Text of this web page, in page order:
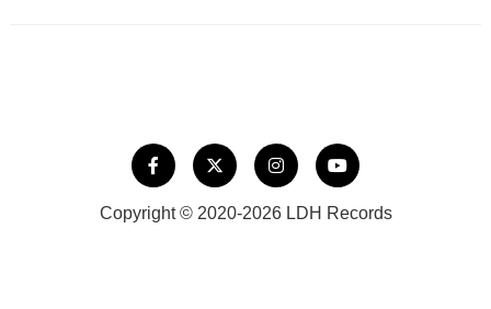
Copyright © 2020-2026 LDH Records